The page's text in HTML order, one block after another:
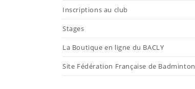
Inscriptions au club
Stages
La Boutique en ligne du BACLY
Site Fédération Française de Badminton